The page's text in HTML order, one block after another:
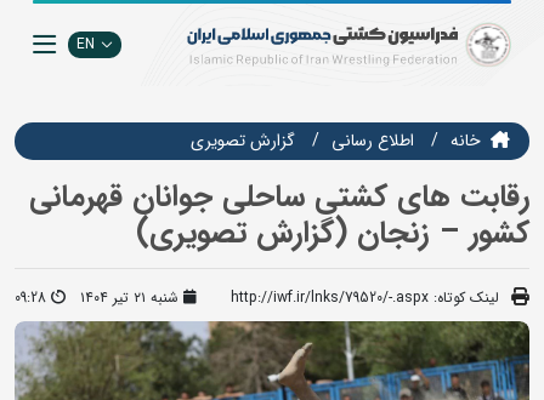
EN
خانه اطلاع رسانی گزارش تصويري
رقابت های کشتی ساحلی جوانان قهرمانی
کشور – زنجان (گزارش تصویری)
لینک کوتاه: http://iwf.ir/lnks/79520/-.aspx شنبه ۲۱ تیر ۱۴۰۴ 09:28